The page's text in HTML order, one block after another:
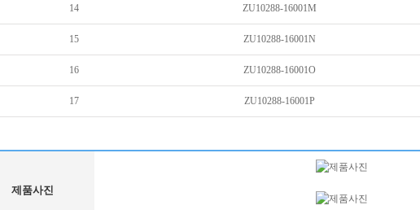
14 ZU10288-16001M
15 ZU10288-16001N
16 ZU10288-16001O
17 ZU10288-16001P
제품사진